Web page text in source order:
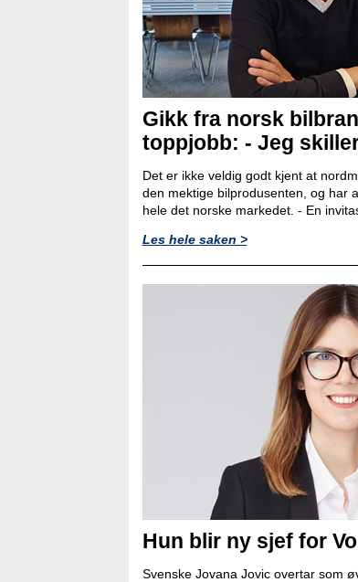
Gikk fra norsk
toppjobb: - Jeg
Det er ikke veldig godt kjent at
den mektige bilprodusenten, og har
hele det norske markedet. - En
Les hele saken >
Hun blir ny sjef for
Svenske Jovana Jovic overtar som